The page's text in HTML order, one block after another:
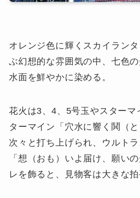
オレンジ色に輝くスカイラン
ぶ幻想的な雰囲気の中、七色
水面を鮮やかに染める。
花火は3、4、5号玉やスターマ
ターマイン「穴水に響く鬨（
次々と打ち上げられ、ウルト
「想（おも）いよ届け、願い
レを飾ると、見物客は大きな拍